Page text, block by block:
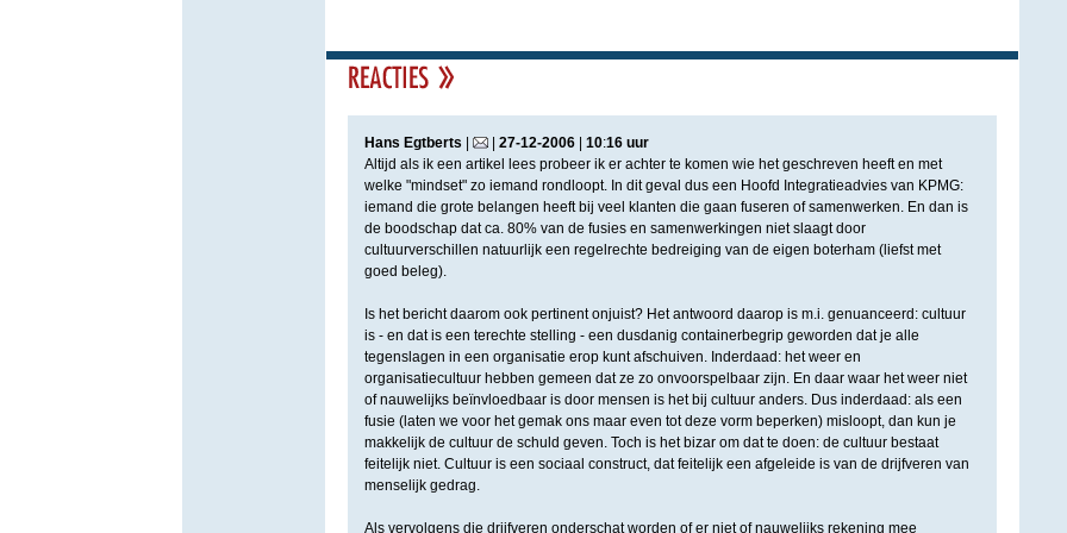
Hans Egtberts | 27-12-2006| 10:16 uur
Altijd als ik een artikel lees probeer ik er achter te komen wie het geschreven heeft en met
welke "mindset" zo iemand rondloopt. In dit geval dus een Hoofd Integratieadvies van KPMG:
iemand die grote belangen heeft bij veel klanten die gaan fuseren of samenwerken. En dan is
de boodschap dat ca. 80% van de fusies en samenwerkingen niet slaagt door
cultuurverschillen natuurlijk een regelrechte bedreiging van de eigen boterham (liefst met
goed beleg).
Is het bericht daarom ook pertinent onjuist? Het antwoord daarop is m.i. genuanceerd: cultuur
is - en dat is een terechte stelling - een dusdanig containerbegrip geworden dat je alle
tegenslagen in een organisatie erop kunt afschuiven. Inderdaad: het weer en
organisatiecultuur hebben gemeen dat ze zo onvoorspelbaar zijn. En daar waar het weer niet
of nauwelijks beïnvloedbaar is door mensen is het bij cultuur anders. Dus inderdaad: als een
fusie (laten we voor het gemak ons maar even tot deze vorm beperken) misloopt, dan kun je
makkelijk de cultuur de schuld geven. Toch is het bizar om dat te doen: de cultuur bestaat
feitelijk niet. Cultuur is een sociaal construct, dat feitelijk een afgeleide is van de drijfveren van
menselijk gedrag.
Als vervolgens die drijfveren onderschat worden of er niet of nauwelijks rekening mee